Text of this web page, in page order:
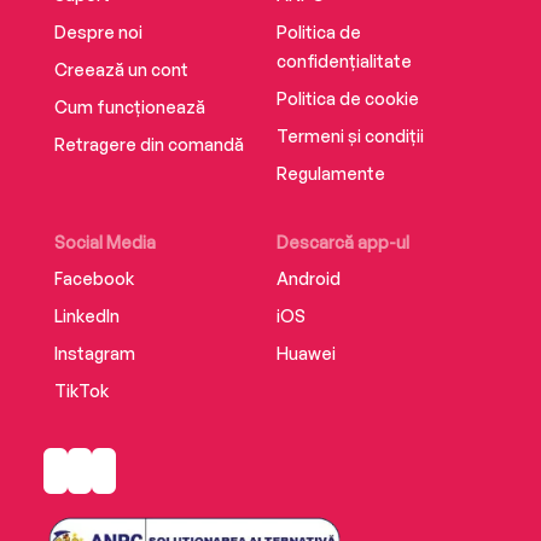
Despre noi
Creează un cont
Cum funcționează
Retragere din comandă
Social Media
Facebook
LinkedIn
Instagram
TikTok
Descarcă app-ul
Android
iOS
Huawei
Politica de
confidențialitate
Politica de cookie
Termeni și condiții
Regulamente